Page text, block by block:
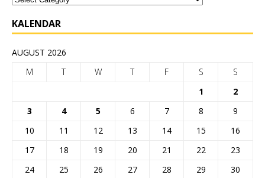
KALENDAR
AUGUST 2026
M
T W T F S
S
1
2
3
4 5 6 7 8
9
10
11 12 13 14 15
16
17
18 19 20 21 22
23
24
25 26 27 28 29
30